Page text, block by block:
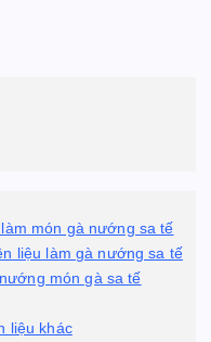
món gà nướng sa tế
liệu làm gà nướng sa tế
món gà sa tế
liệu khác